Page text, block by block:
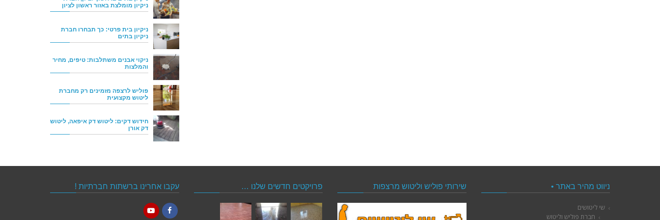
ניקיון מומלצת באזור ראשון לציון
ניקיון בית פרטי: כך תבחרו חברת
ניקיון בתים
ניקוי אבנים משתלבות: טיפים, מחיר
והמלצות
פוליש לרצפה מזמינים רק מחברת
ליטוש מקצועית
חידוש דקים: ליטוש דק איפאה, ליטוש
דק אורן
ניווט מהיר באתר •
שי ליטושים
חברת פוליש וליטוש
שירותי פוליש וליטוש מרצפות פרויקטים חדשים שלנו … עקבו אחרינו ברשתות חברתיות !